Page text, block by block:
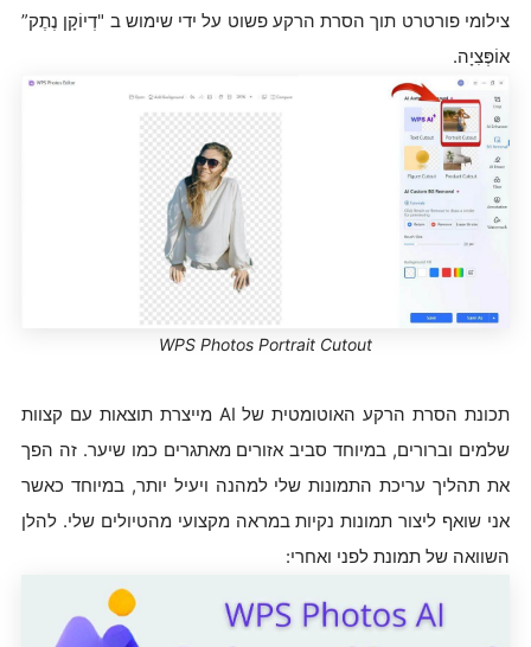
צילומי פורטרט תוך הסרת הרקע פשוט על ידי שימוש ב "דְיוֹקָן נֶתֶק”
אוֹפְּצִיָה.
WPS Photos Portrait Cutout
תכונת הסרת הרקע האוטומטית של AI מייצרת תוצאות עם קצוות
שלמים וברורים, במיוחד סביב אזורים מאתגרים כמו שיער. זה הפך
את תהליך עריכת התמונות שלי למהנה ויעיל יותר, במיוחד כאשר
אני שואף ליצור תמונות נקיות במראה מקצועי מהטיולים שלי. להלן
השוואה של תמונת לפני ואחרי: